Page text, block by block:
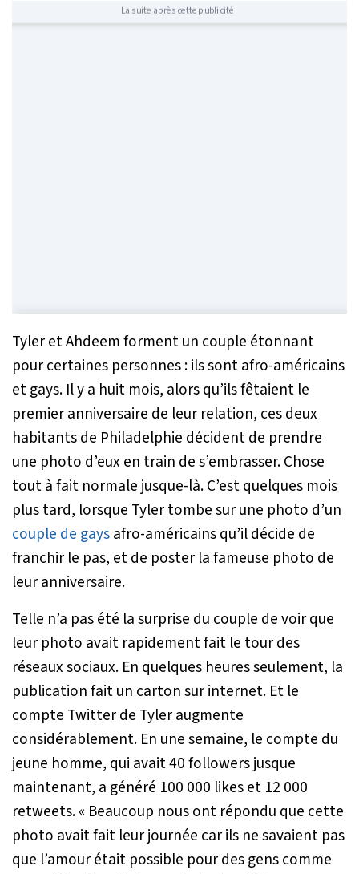
La suite après cette publicité
Tyler et Ahdeem forment un couple étonnant
pour certaines personnes : ils sont afro-américains
et gays. Il y a huit mois, alors qu’ils fêtaient le
premier anniversaire de leur relation, ces deux
habitants de Philadelphie décident de prendre
une photo d’eux en train de s’embrasser. Chose
tout à fait normale jusque-là. C’est quelques mois
plus tard, lorsque Tyler tombe sur une photo d’un
couple de gaysafro-américains qu’il décide de
franchir le pas, et de poster la fameuse photo de
leur anniversaire.
Telle n’a pas été la surprise du couple de voir que
leur photo avait rapidement fait le tour des
réseaux sociaux. En quelques heures seulement, la
publication fait un carton sur internet. Et le
compte Twitter de Tyler augmente
considérablement. En une semaine, le compte du
jeune homme, qui avait 40 followers jusque
maintenant, a généré 100 000 likes et 12 000
retweets. « Beaucoup nous ont répondu que cette
photo avait fait leur journée car ils ne savaient pas
que l’amour était possible pour des gens comme